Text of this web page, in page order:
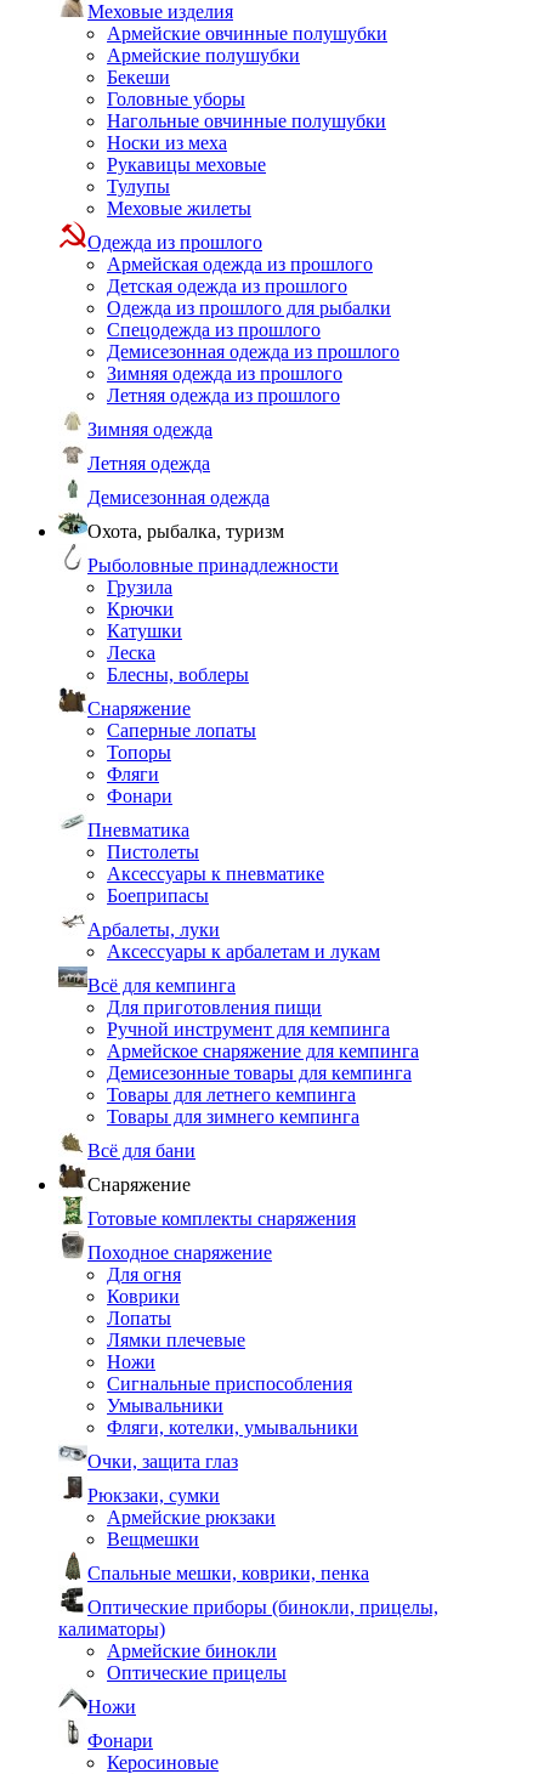
Меховые изделия
Армейские овчинные полушубки
Армейские полушубки
Бекеши
Головные уборы
Нагольные овчинные полушубки
Носки из меха
Рукавицы меховые
Тулупы
Меховые жилеты
Одежда из прошлого
Армейская одежда из прошлого
Детская одежда из прошлого
Одежда из прошлого для рыбалки
Спецодежда из прошлого
Демисезонная одежда из прошлого
Зимняя одежда из прошлого
Летняя одежда из прошлого
Зимняя одежда
Летняя одежда
Демисезонная одежда
Охота, рыбалка, туризм
Рыболовные принадлежности
Грузила
Крючки
Катушки
Леска
Блесны, воблеры
Снаряжение
Саперные лопаты
Топоры
Фляги
Фонари
Пневматика
Пистолеты
Аксессуары к пневматике
Боеприпасы
Арбалеты, луки
Аксессуары к арбалетам и лукам
Всё для кемпинга
Для приготовления пищи
Ручной инструмент для кемпинга
Армейское снаряжение для кемпинга
Демисезонные товары для кемпинга
Товары для летнего кемпинга
Товары для зимнего кемпинга
Всё для бани
Снаряжение
Готовые комплекты снаряжения
Походное снаряжение
Для огня
Коврики
Лопаты
Лямки плечевые
Ножи
Сигнальные приспособления
Умывальники
Фляги, котелки, умывальники
Очки, защита глаз
Рюкзаки, сумки
Армейские рюкзаки
Вещмешки
Спальные мешки, коврики, пенка
Оптические приборы (бинокли, прицелы,
калиматоры)
Армейские бинокли
Оптические прицелы
Ножи
Фонари
Керосиновые